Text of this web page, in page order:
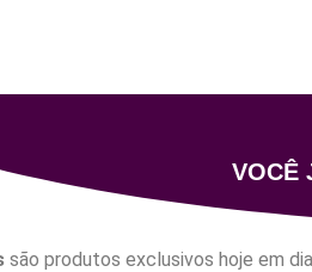
VOCÊ
são produtos exclusivos hoje em